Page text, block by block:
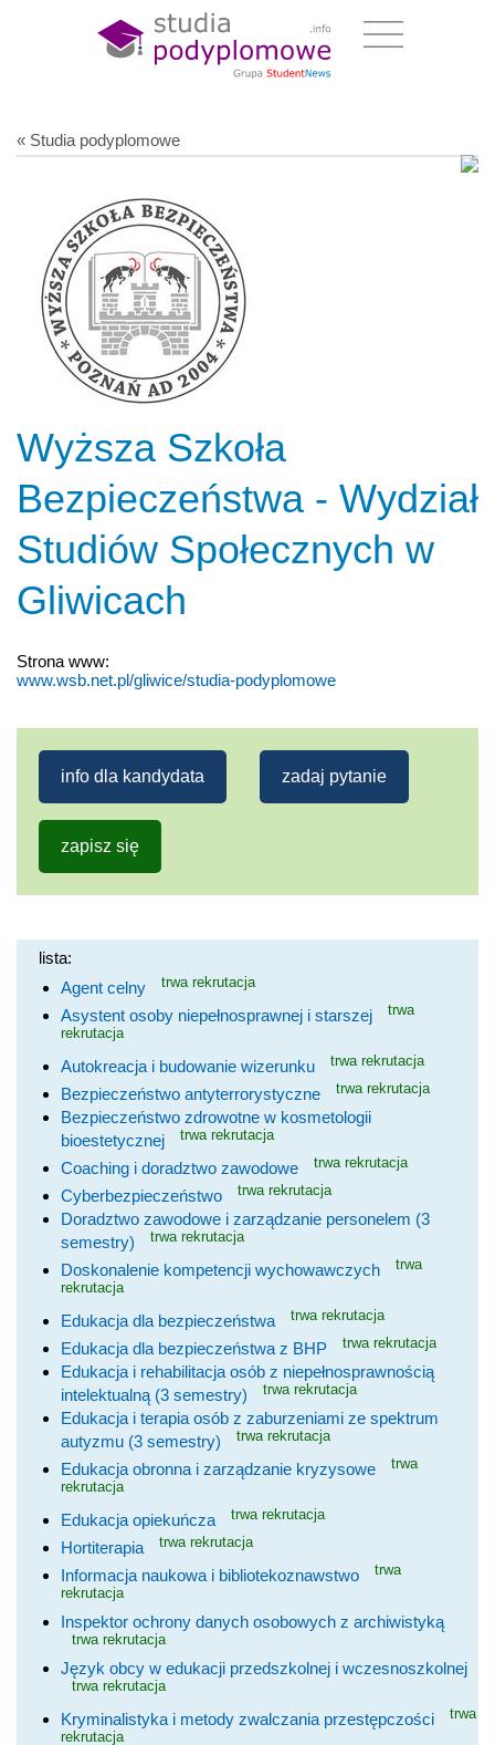
« Studia podyplomowe
Wyższa Szkoła
Bezpieczeństwa - Wydział
Studiów Społecznych w
Gliwicach
Strona www:
www.wsb.net.pl/gliwice/studia-podyplomowe
info dla kandydata zadaj pytanie
zapisz się
lista:
Agent celny
trwa rekrutacja
Asystent osoby niepełnosprawnej i starszej
trwa
rekrutacja
Autokreacja i budowanie wizerunku trwa rekrutacja
Bezpieczeństwo antyterrorystyczne trwa rekrutacja
Bezpieczeństwo zdrowotne w kosmetologii
bioestetycznej
trwa rekrutacja
Coaching i doradztwo zawodowe trwa rekrutacja
Cyberbezpieczeństwo trwa rekrutacja
Doradztwo zawodowe i zarządzanie personelem (3
semestry)
trwa rekrutacja
Doskonalenie kompetencji wychowawczych
trwa
rekrutacja
Edukacja dla bezpieczeństwa trwa rekrutacja
Edukacja dla bezpieczeństwa z BHP trwa rekrutacja
Edukacja i rehabilitacja osób z niepełnosprawnością
intelektualną (3 semestry)
trwa rekrutacja
Edukacja i terapia osób z zaburzeniami ze spektrum
autyzmu (3 semestry)
trwa rekrutacja
Edukacja obronna i zarządzanie kryzysowe
trwa
rekrutacja
Edukacja opiekuńcza trwa rekrutacja
Hortiterapia trwa rekrutacja
Informacja naukowa i bibliotekoznawstwo
trwa
rekrutacja
Inspektor ochrony danych osobowych z archiwistyką
trwa rekrutacja
Język obcy w edukacji przedszkolnej i wczesnoszkolnej
trwa rekrutacja
Kryminalistyka i metody zwalczania przestępczości
trwa
rekrutacja